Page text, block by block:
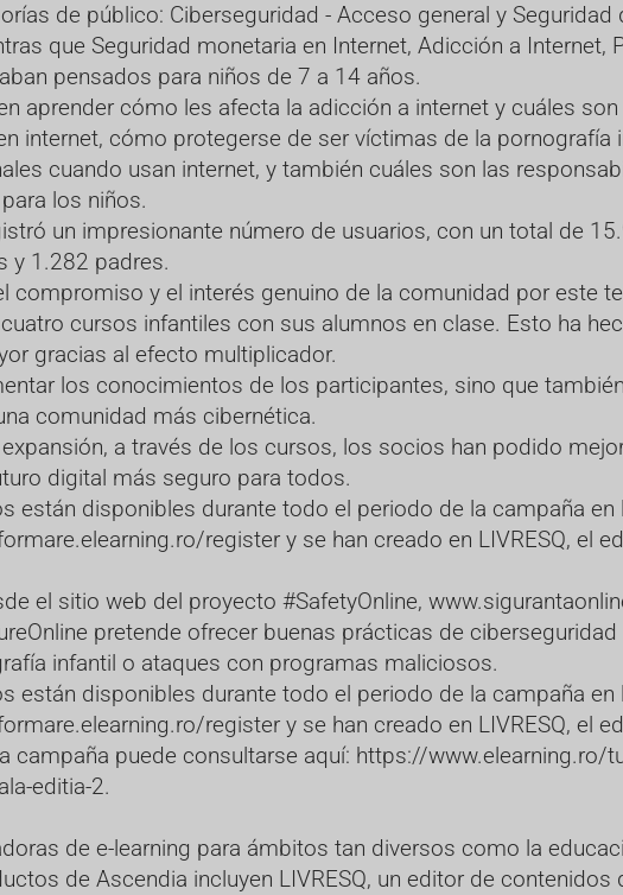
de público: Ciberseguridad - Acceso general y
que Seguridad monetaria en Internet, Adicción a Internet,
pensados para niños de 7 a 14 años.
aprender cómo les afecta la adicción a internet y cuáles
internet, cómo protegerse de ser víctimas de la pornografía
cuando usan internet, y también cuáles son las
los niños.
un impresionante número de usuarios, con un total de
y 1.282 padres.
compromiso y el interés genuino de la comunidad por este
cursos infantiles con sus alumnos en clase. Esto ha
gracias al efecto multiplicador.
los conocimientos de los participantes, sino que
comunidad más cibernética.
a través de los cursos, los socios han podido
digital más seguro para todos.
están disponibles durante todo el periodo de la campaña en
register y se han creado en LIVRESQ, el
el sitio web del proyecto #SafetyOnline,
pretende ofrecer buenas prácticas de
infantil o ataques con programas maliciosos.
están disponibles durante todo el periodo de la campaña en
register y se han creado en LIVRESQ, el
campaña puede consultarse aquí: https://www.elearning.ro/
editia-2.
de e-learning para ámbitos tan diversos como la
de Ascendia incluyen LIVRESQ, un editor de contenidos